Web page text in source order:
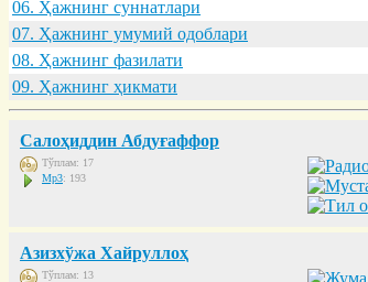
06. Ҳaжнинг суннaтлaри
07. Ҳaжнинг умумий одоблaри
08. Ҳaжнинг фaзилaти
09. Ҳaжнинг ҳикмaти
Салоҳиддин Абдуғаффор
Тўплам: 17
Mp3: 193
Азизхўжа Хайруллоҳ
Тўплам: 13